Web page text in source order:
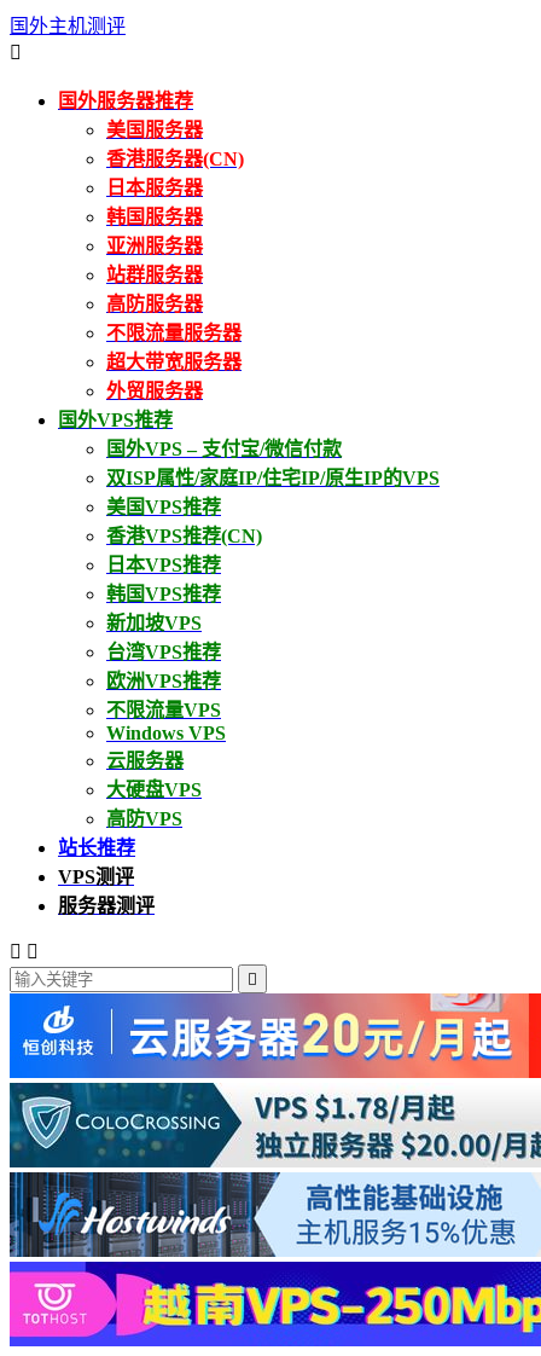
国外主机测评

国外服务器推荐
美国服务器
香港服务器(CN)
日本服务器
韩国服务器
亚洲服务器
站群服务器
高防服务器
不限流量服务器
超大带宽服务器
外贸服务器
国外VPS推荐
国外VPS – 支付宝/微信付款
双ISP属性/家庭IP/住宅IP/原生IP的VPS
美国VPS推荐
香港VPS推荐(CN)
日本VPS推荐
韩国VPS推荐
新加坡VPS
台湾VPS推荐
欧洲VPS推荐
不限流量VPS
Windows VPS
云服务器
大硬盘VPS
高防VPS
站长推荐
VPS测评
服务器测评
 
